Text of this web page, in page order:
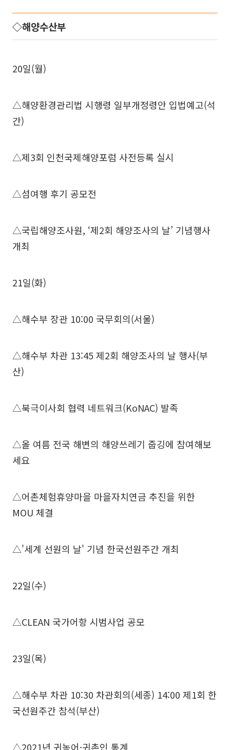
◇해양수산부
20일(월)
△해양환경관리법 시행령 일부개정령안 입법예고(석
간)
△제3회 인천국제해양포럼 사전등록 실시
△섬여행 후기 공모전
△국립해양조사원, ‘제2회 해양조사의 날’ 기념행사
개최
21일(화)
△해수부 장관 10:00 국무회의(서울)
△해수부 차관 13:45 제2회 해양조사의 날 행사(부
산)
△북극이사회 협력 네트워크(KoNAC) 발족
△올 여름 전국 해변의 해양쓰레기 줍깅에 참여해보
세요
△어촌체험휴양마을 마을자치연금 추진을 위한
MOU 체결
△'세계 선원의 날' 기념 한국선원주간 개최
22일(수)
△CLEAN 국가어항 시범사업 공모
23일(목)
△해수부 차관 10:30 차관회의(세종) 14:00 제1회 한
국선원주간 참석(부산)
△2021년 귀농어·귀촌인 통계